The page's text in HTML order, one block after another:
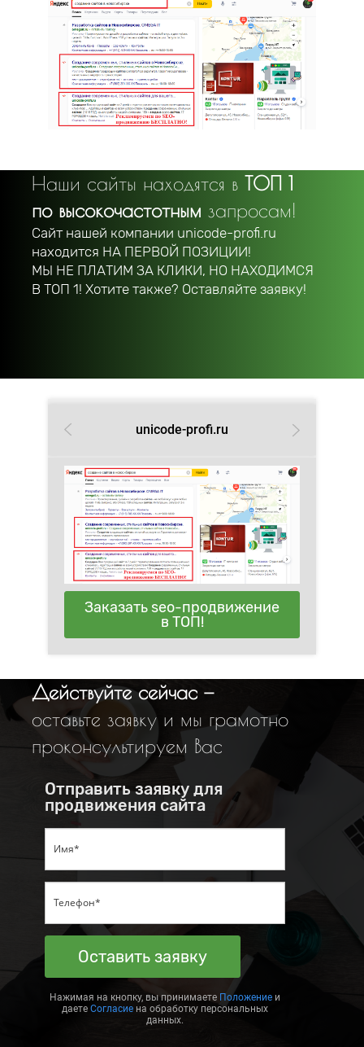
Наши сайты находятся в ТОП 1
по высокочастотным запросам!
Сайт нашей компании unicode-profi.ru
находится НА ПЕРВОЙ ПОЗИЦИИ!
МЫ НЕ ПЛАТИМ ЗА КЛИКИ, НО НАХОДИМСЯ
В ТОП 1! Хотите также? Оставляйте заявку!
unicode-profi.ru
Заказать seo-продвижение
в ТОП!
Действуйте сейчас —
оставьте заявку и мы грамотно
проконсультируем Вас
Отправить заявку для
продвижения сайта
Оставить заявку
Нажимая на кнопку, вы принимаете Положение и
даете Согласие на обработку персональных
данных.